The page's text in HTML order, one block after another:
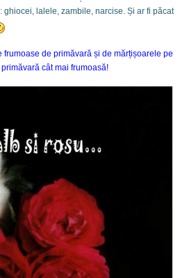
lalele, zambile, narcise. Și ar fi păcat
de primăvară și de mărțișoarele pe
cât mai frumoasă!